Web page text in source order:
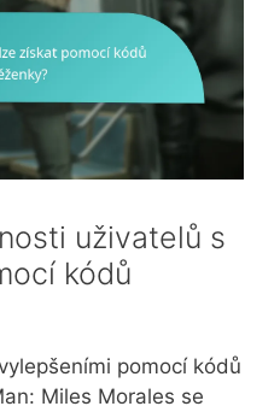
uživatelů s
kódů
pomocí kódů
Miles Morales se